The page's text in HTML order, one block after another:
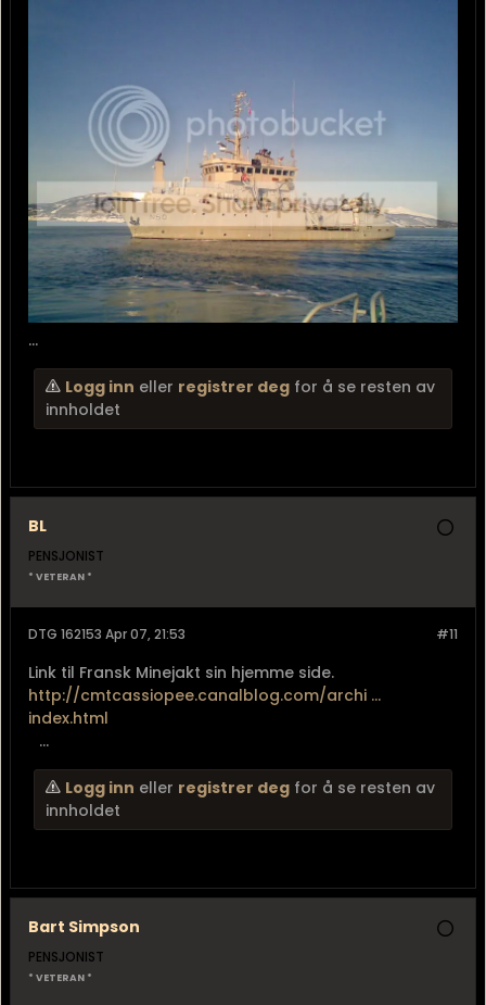
...
Logg inn eller registrer deg for å se resten av
innholdet
BL
PENSJONIST
* VETERAN *
#11
DTG 162153 Apr 07, 21:53
Link til Fransk Minejakt sin hjemme side.
http://cmtcassiopee.canalblog.com/archi ...
index.html
...
Logg inn eller registrer deg for å se resten av
innholdet
Bart Simpson
PENSJONIST
* VETERAN *